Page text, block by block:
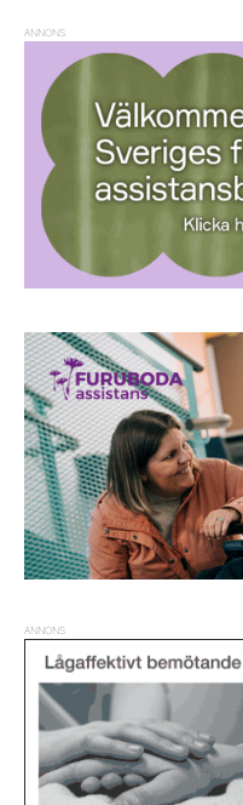
ANNONS
ANNONS